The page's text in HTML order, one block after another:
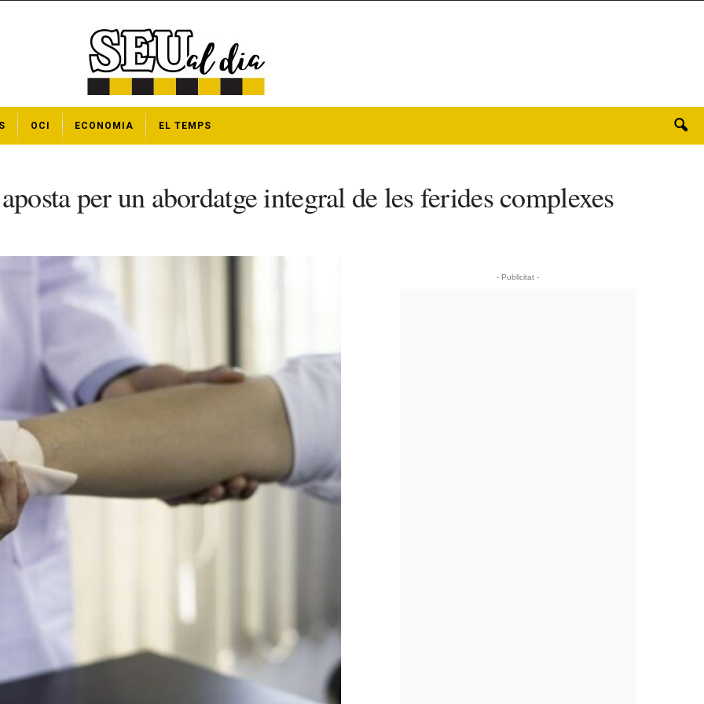
OCI ECONOMIA EL TEMPS
per un abordatge integral de les ferides complexes
- Publicitat -